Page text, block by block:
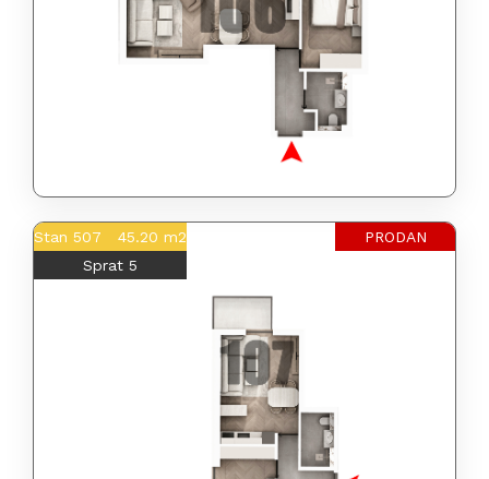
Stan 507 45.20 m2
Sprat 5
PRODAN